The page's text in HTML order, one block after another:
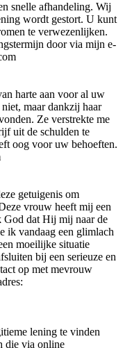
snelle afhandeling. Wij
wordt gestort. U kunt
te verwezenlijken.
door via mijn e-
harte aan voor al uw
maar dankzij haar
Ze verstrekte me
uit de schulden te
oog voor uw behoeften.
getuigenis om
vrouw heeft mij een
God dat Hij mij naar de
ik vandaag een glimlach
moeilijke situatie
bij een serieuze en
op met mevrouw
lening te vinden
die via online